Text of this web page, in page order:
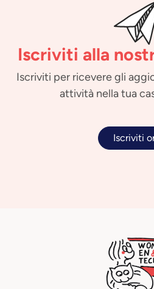
Iscriviti alla
Iscriviti per ricevere gli
attività nella tua
Iscriviti